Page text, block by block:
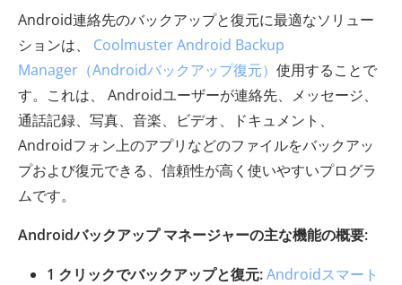
Android連絡先のバックアップと復元に最適なソリュー
ションは、 Coolmuster Android Backup
Manager（Androidバックアップ復元） 使用することで
す。これは、 Androidユーザーが連絡先、メッセージ、
通話記録、写真、音楽、ビデオ、ドキュメント、
Androidフォン上のアプリなどのファイルをバックアッ
プおよび復元できる、信頼性が高く使いやすいプログラ
ムです。
Androidバックアップ マネージャーの主な機能の概要:
1 クリックでバックアップと復元:Androidスマート